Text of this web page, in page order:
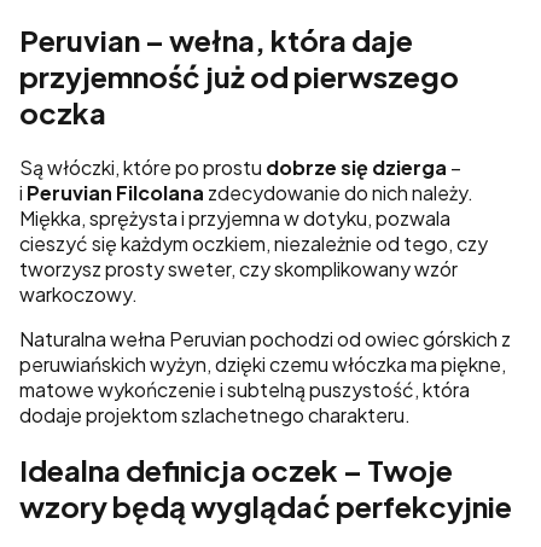
Peruvian – wełna, która daje
przyjemność już od pierwszego
oczka
Są włóczki, które po prostu dobrze się dzierga –
i Peruvian Filcolana zdecydowanie do nich należy.
Miękka, sprężysta i przyjemna w dotyku, pozwala
cieszyć się każdym oczkiem, niezależnie od tego, czy
tworzysz prosty sweter, czy skomplikowany wzór
warkoczowy.
Naturalna wełna Peruvian pochodzi od owiec górskich z
peruwiańskich wyżyn, dzięki czemu włóczka ma piękne,
matowe wykończenie i subtelną puszystość, która
dodaje projektom szlachetnego charakteru.
Idealna definicja oczek – Twoje
wzory będą wyglądać perfekcyjnie